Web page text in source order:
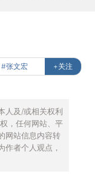
#张文宏 +关注
人及/或相关权利
，任何网站、平
网站信息内容转
作者个人观点，